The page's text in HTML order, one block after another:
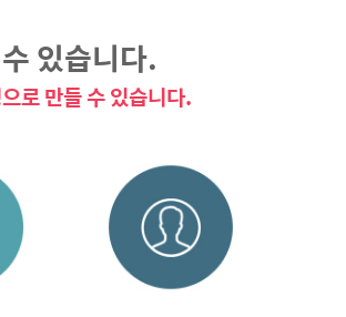
있습니다.
로 만들 수 있습니다.